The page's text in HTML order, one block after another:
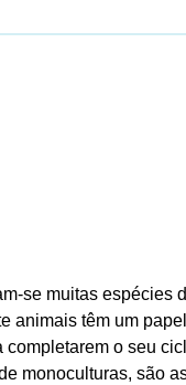
se muitas espécies
animais têm um
o seu
monoculturas, são